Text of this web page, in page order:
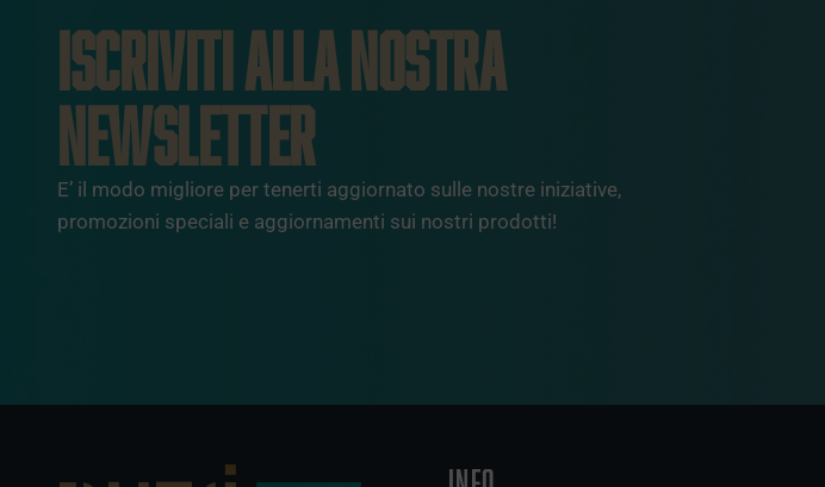
ISCRIVITI ALLA NOSTRA
NEWSLETTER
E’ il modo migliore per tenerti aggiornato sulle nostre iniziative,
promozioni speciali e aggiornamenti sui nostri prodotti!